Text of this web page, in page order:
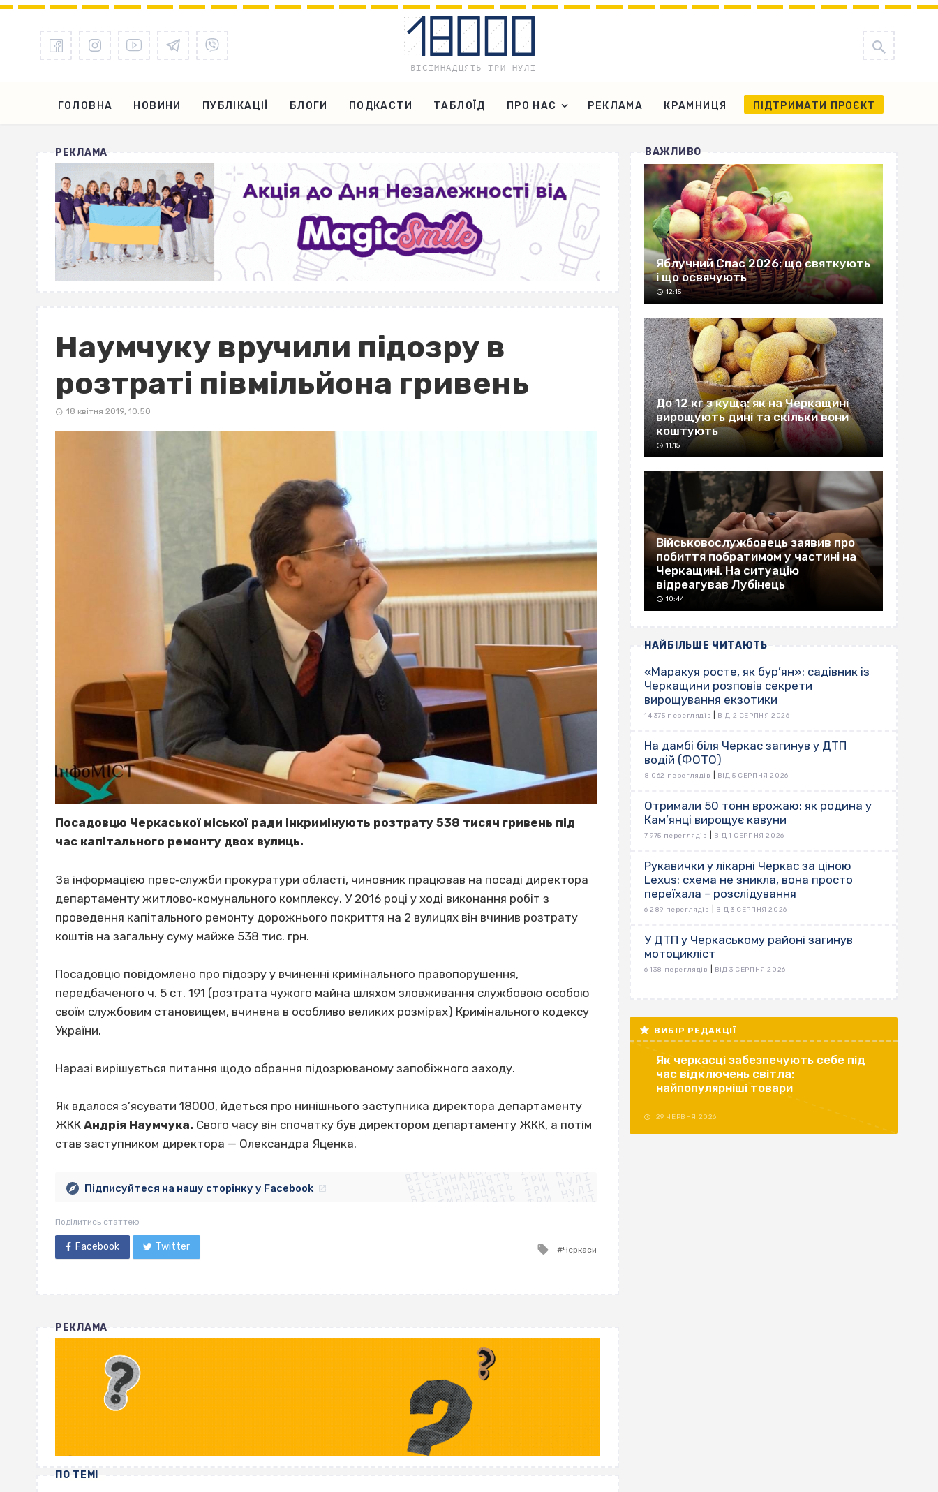
ГОЛОВНА НОВИНИ ПУБЛІКАЦІЇ БЛОГИ ПОДКАСТИ ТАБЛОЇД ПРО НАС РЕКЛАМА КРАМНИЦЯ ПІДТРИМАТИ ПРОЄКТ
РЕКЛАМА
Наумчуку вручили підозру в
розтраті півмільйона гривень
18 квітня 2019, 10:50
Посадовцю Черкаської міської ради інкримінують розтрату 538 тисяч гривень під
час капітального ремонту двох вулиць.
За інформацією прес‐служби прокуратури області, чиновник працював на посаді директора
департаменту житлово‐комунального комплексу. У 2016 році у ході виконання робіт з
проведення капітального ремонту дорожнього покриття на 2 вулицях він вчинив розтрату
коштів на загальну суму майже 538 тис. грн.
Посадовцю повідомлено про підозру у вчиненні кримінального правопорушення,
передбаченого ч. 5 ст. 191 (розтрата чужого майна шляхом зловживання службовою особою
своїм службовим становищем, вчинена в особливо великих розмірах) Кримінального кодексу
України.
Наразі вирішується питання щодо обрання підозрюваному запобіжного заходу.
Як вдалося з’ясувати 18000, йдеться про нинішнього заступника директора департаменту
ЖКК Андрія Наумчука. Свого часу він спочатку був директором департаменту ЖКК, а потім
став заступником директора — Олександра Яценка.
ВІСІМНАДЦЯТЬ ТРИ НУЛІ
ВІСІМНАДЦЯТЬ ТРИ НУЛІ
ВІСІМНАДЦЯТЬ ТРИ НУЛІ
ВІСІМНАДЦЯТЬ ТРИ НУЛІ
ВІСІМНАДЦЯТЬ ТРИ НУЛІ
ВІСІМНАДЦЯТЬ ТРИ НУЛІ
ВІСІМНАДЦЯТЬ ТРИ НУЛІ
ВІСІМНАДЦЯТЬ ТРИ НУЛІ
Підписуйтеся на нашу сторінку у Facebook
Поділитись статтею
Facebook Twitter
Tagged
Черкаси
РЕКЛАМА
ПО ТЕМІ
ВАЖЛИВО
Яблучний Спас 2026: що святкують
і що освячують
12:15
До 12 кг з куща: як на Черкащині
вирощують дині та скільки вони
коштують
11:15
Військовослужбовець заявив про
побиття побратимом у частині на
Черкащині. На ситуацію
відреагував Лубінець
10:44
НАЙБІЛЬШЕ ЧИТАЮТЬ
«Маракуя росте, як бур’ян»: садівник із
Черкащини розповів секрети
вирощування екзотики
14 375 переглядів ВІД 2 СЕРПНЯ 2026
На дамбі біля Черкас загинув у ДТП
водій (ФОТО)
8 062 переглядів ВІД 5 СЕРПНЯ 2026
Отримали 50 тонн врожаю: як родина у
Кам’янці вирощує кавуни
7 975 переглядів ВІД 1 СЕРПНЯ 2026
Рукавички у лікарні Черкас за ціною
Lexus: схема не зникла, вона просто
переїхала – розслідування
6 289 переглядів ВІД 3 СЕРПНЯ 2026
У ДТП у Черкаському районі загинув
мотоцикліст
6 138 переглядів ВІД 3 СЕРПНЯ 2026
ВИБІР РЕДАКЦІЇ
Як черкасці забезпечують себе під
час відключень світла:
найпопулярніші товари
29 ЧЕРВНЯ 2026